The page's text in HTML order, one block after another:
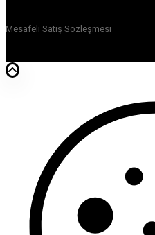
Mesafeli Satış Sözleşmesi